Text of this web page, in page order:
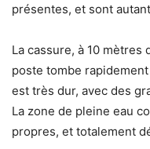
présentes, et sont
La cassure, à 10
poste tombe rapidement
est très dur, avec des
La zone de pleine eau
propres, et totalement